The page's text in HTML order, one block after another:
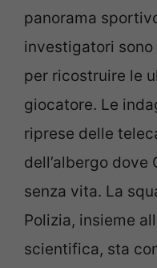
panorama
investigatori
per ricostruire le
giocatore. Le
riprese delle
dell’albergo
senza vita. La
Polizia, insieme
scientifica, sta